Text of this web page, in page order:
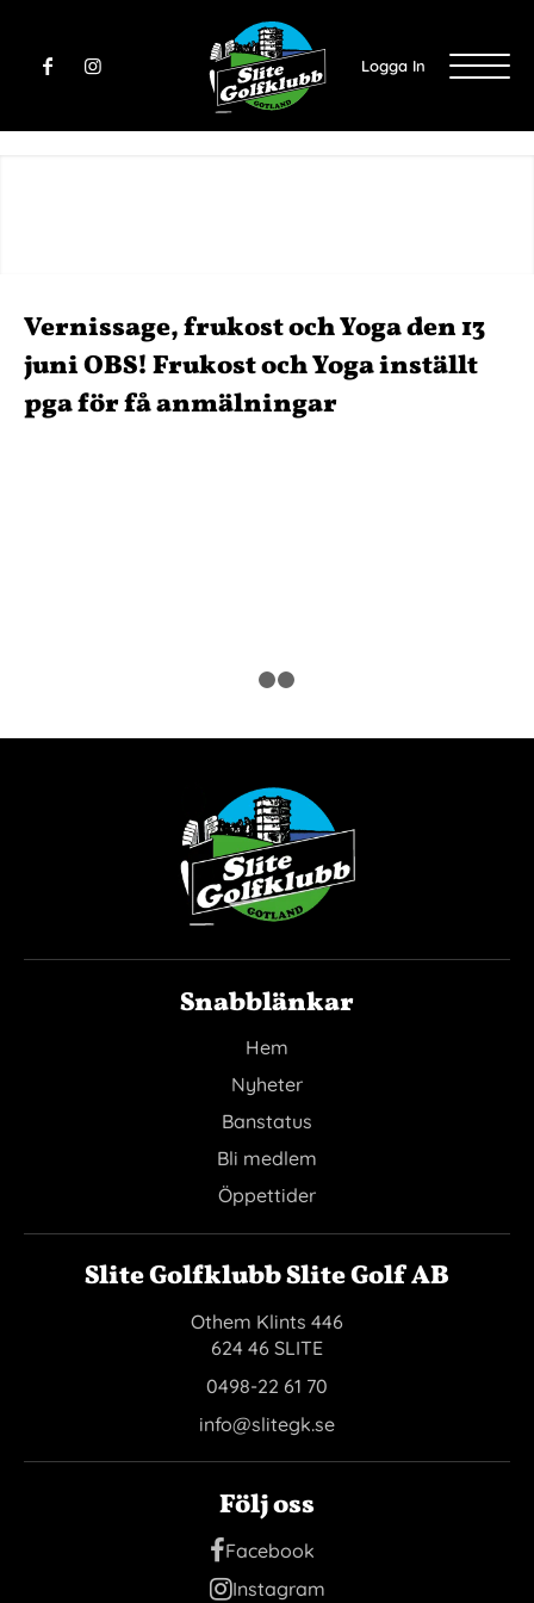
Logga In
Vernissage, frukost och Yoga den 13
juni OBS! Frukost och Yoga inställt
pga för få anmälningar
Snabblänkar
Hem
Nyheter
Banstatus
Bli medlem
Öppettider
Slite Golfklubb Slite Golf AB
Othem Klints 446
624 46 SLITE
0498-22 61 70
info@slitegk.se
Följ oss
Facebook
Instagram